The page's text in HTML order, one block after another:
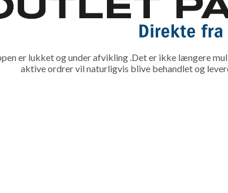
er lukket og under afvikling .Det er ikke længere
aktive ordrer vil naturligvis blive behandlet og